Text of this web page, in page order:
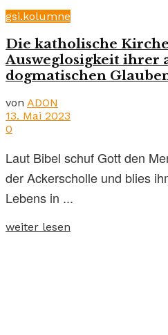
gsi.kolumne
Die katholische
Ausweglosigkeit ihrer
dogmatischen
von ADON
13. Mai 2023
0
Laut Bibel schuf Gott den
der Ackerscholle und blies
Lebens in ...
weiter lesen